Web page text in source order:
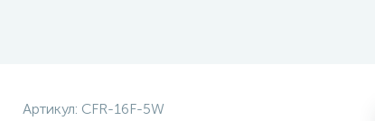
Артикул: CFR-16F-5W